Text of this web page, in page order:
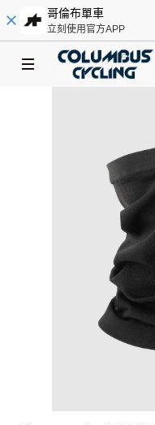
哥倫布單車
立刻使用官方APP